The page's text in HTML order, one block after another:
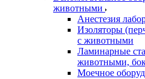
животными
Анестезия
Изоляторы
с животными
Ламинарные
животными,
Моечное